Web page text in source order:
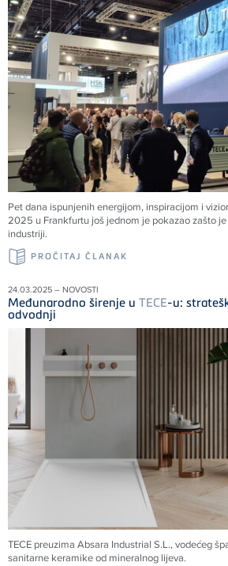
Pet dana ispunjenih energijom, inspiracijom i
2025 u Frankfurtu još jednom je pokazao zašto
industriji.
PROČITAJ ČLANAK
24.03.2025 – NOVOSTI
Međunarodno širenje u TECE-u:
odvodnji
TECE preuzima Absara Industrial S.L., vodećeg
sanitarne keramike od mineralnog lijeva.